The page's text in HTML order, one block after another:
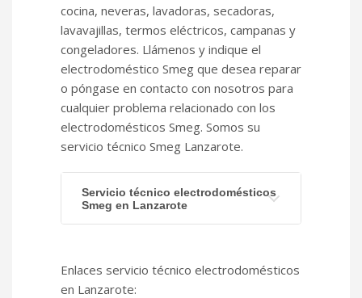
cocina, neveras, lavadoras, secadoras,
lavavajillas, termos eléctricos, campanas y
congeladores. Llámenos y indique el
electrodoméstico Smeg que desea reparar
o póngase en contacto con nosotros para
cualquier problema relacionado con los
electrodomésticos Smeg. Somos su
servicio técnico Smeg Lanzarote.
Servicio técnico electrodomésticos
Smeg en Lanzarote
Enlaces servicio técnico electrodomésticos
en Lanzarote: